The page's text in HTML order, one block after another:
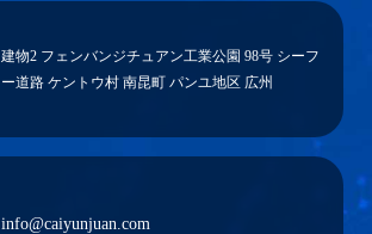
建物2 フェンバンジチュアン工業公園 98号 シーフ
ー道路 ケントウ村 南昆町 パンユ地区 広州
info@caiyunjuan.com